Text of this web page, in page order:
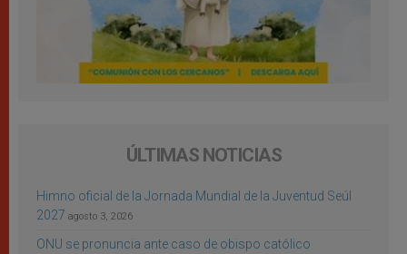
ÚLTIMAS NOTICIAS
Himno oficial de la Jornada Mundial de la Juventud Seúl
2027 agosto 3, 2026
ONU se pronuncia ante caso de obispo católico